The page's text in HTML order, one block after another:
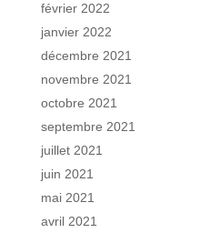
février 2022
janvier 2022
décembre 2021
novembre 2021
octobre 2021
septembre 2021
juillet 2021
juin 2021
mai 2021
avril 2021